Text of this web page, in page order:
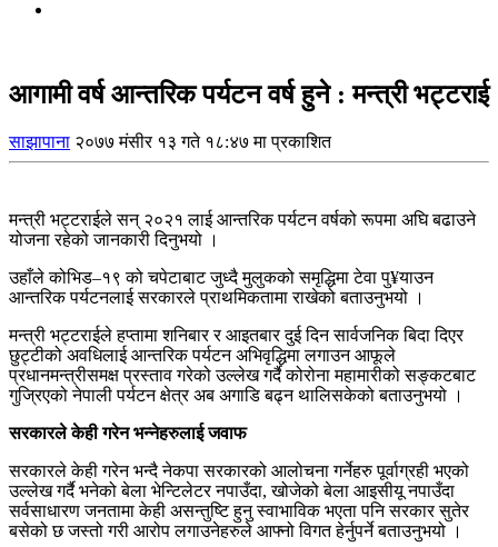
आगामी वर्ष आन्तरिक पर्यटन वर्ष हुने : मन्त्री भट्टराई
साझापाना २०७७ मंसीर १३ गते १८:४७ मा प्रकाशित
मन्त्री भट्टराईले सन् २०२१ लाई आन्तरिक पर्यटन वर्षको रूपमा अघि बढाउने
योजना रहेको जानकारी दिनुभयो ।
उहाँले कोभिड–१९ को चपेटाबाट जुध्दै मुलुकको समृद्धिमा टेवा पु¥याउन
आन्तरिक पर्यटनलाई सरकारले प्राथमिकतामा राखेको बताउनुभयो ।
मन्त्री भट्टराईले हप्तामा शनिबार र आइतबार दुई दिन सार्वजनिक बिदा दिएर
छुट्टीको अवधिलाई आन्तरिक पर्यटन अभिवृद्धिमा लगाउन आफूले
प्रधानमन्त्रीसमक्ष प्रस्ताव गरेको उल्लेख गर्दै कोरोना महामारीको सङ्कटबाट
गुज्रिएको नेपाली पर्यटन क्षेत्र अब अगाडि बढ्न थालिसकेको बताउनुभयो ।
सरकारले केही गरेन भन्नेहरुलाई जवाफ
सरकारले केही गरेन भन्दै नेकपा सरकारको आलोचना गर्नेहरु पूर्वाग्रही भएको
उल्लेख गर्दै भनेको बेला भेन्टिलेटर नपाउँदा, खोजेको बेला आइसीयू नपाउँदा
सर्वसाधारण जनतामा केही असन्तुष्टि हुनु स्वाभाविक भएता पनि सरकार सुतेर
बसेको छ जस्तो गरी आरोप लगाउनेहरुले आफ्नो विगत हेर्नुपर्ने बताउनुभयो ।